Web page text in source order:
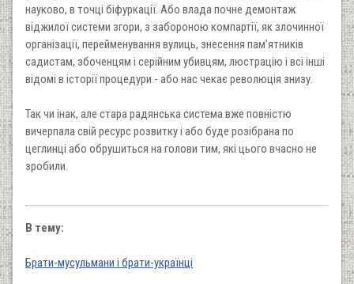
науково, в точці біфуркації. Або влада почне демонтаж
віджилої системи згори, з забороною компартії, як злочинної
організації, перейменування вулиць, знесення пам’ятників
садистам, збоченцям і серійним убивцям, люстрацію і всі інші
відомі в історії процедури - або нас чекає революція знизу.
Так чи інак, але стара радянська система вже повністю
вичерпала свій ресурс розвитку і або буде розібрана по
цеглинці або обрушиться на голови тим, які цього вчасно не
зробили.
В тему:
Брати-мусульмани і брати-українці